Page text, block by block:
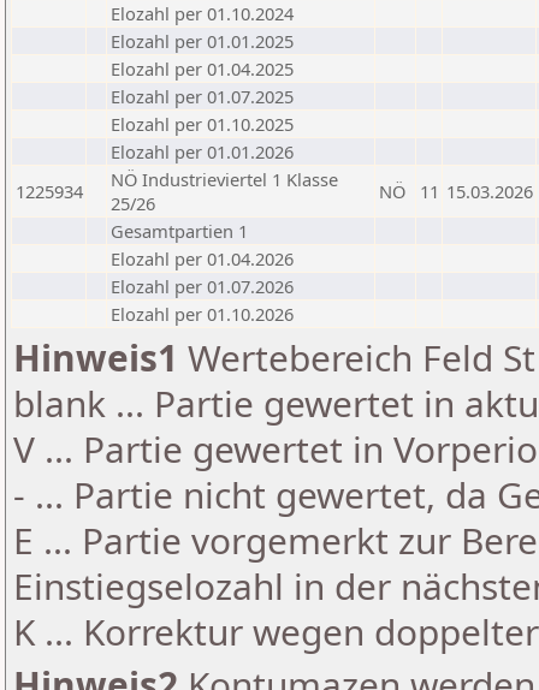
Elozahl per 01.10.2024
Elozahl per 01.01.2025
Elozahl per 01.04.2025
Elozahl per 01.07.2025
Elozahl per 01.10.2025
Elozahl per 01.01.2026
1225934
NÖ Industrieviertel 1 Klasse
25/26
NÖ 11 15.03.2026
Gesamtpartien 1
Elozahl per 01.04.2026
Elozahl per 01.07.2026
Elozahl per 01.10.2026
Hinweis1 Wertebereich Feld
blank ... Partie gewertet in
V ... Partie gewertet in
- ... Partie nicht gewertet, da
E ... Partie vorgemerkt zur
Einstiegselozahl in der
K ... Korrektur wegen